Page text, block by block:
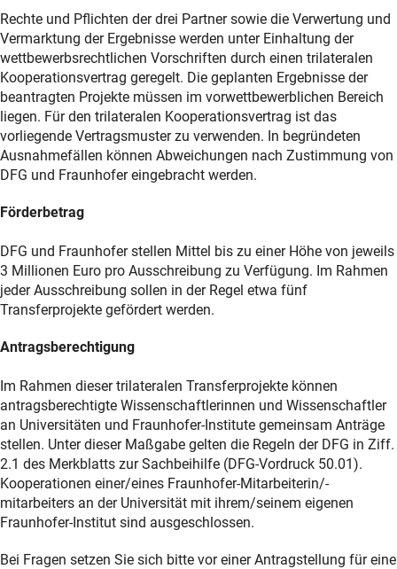
Rechte und Pflichten der drei Partner sowie die Verwertung und
Vermarktung der Ergebnisse werden unter Einhaltung der
wettbewerbsrechtlichen Vorschriften durch einen trilateralen
Kooperationsvertrag geregelt. Die geplanten Ergebnisse der
beantragten Projekte müssen im vorwettbewerblichen Bereich
liegen. Für den trilateralen Kooperationsvertrag ist das
vorliegende Vertragsmuster zu verwenden. In begründeten
Ausnahmefällen können Abweichungen nach Zustimmung von
DFG und Fraunhofer eingebracht werden.
Förderbetrag
DFG und Fraunhofer stellen Mittel bis zu einer Höhe von jeweils
3 Millionen Euro pro Ausschreibung zu Verfügung. Im Rahmen
jeder Ausschreibung sollen in der Regel etwa fünf
Transferprojekte gefördert werden.
Antragsberechtigung
Im Rahmen dieser trilateralen Transferprojekte können
antragsberechtigte Wissenschaftlerinnen und Wissenschaftler
an Universitäten und Fraunhofer-Institute gemeinsam Anträge
stellen. Unter dieser Maßgabe gelten die Regeln der DFG in Ziff.
2.1 des Merkblatts zur Sachbeihilfe (DFG-Vordruck 50.01).
Kooperationen einer/eines Fraunhofer-Mitarbeiterin/-
mitarbeiters an der Universität mit ihrem/seinem eigenen
Fraunhofer-Institut sind ausgeschlossen.
Bei Fragen setzen Sie sich bitte vor einer Antragstellung für eine